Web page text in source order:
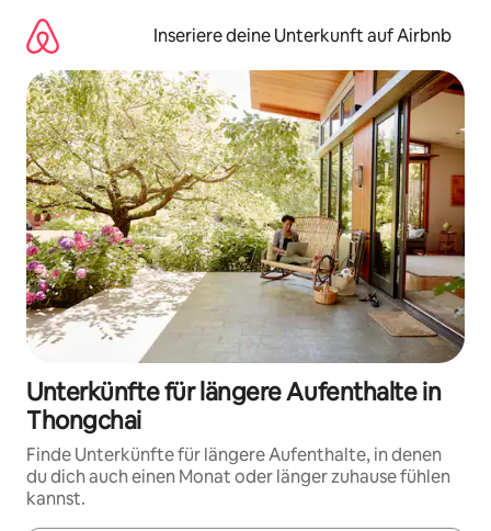
Inhalten
springen
Inseriere deine Unterkunft auf Airbnb
Unterkünfte für längere Aufenthalte in
Thongchai
Finde Unterkünfte für längere Aufenthalte, in denen
du dich auch einen Monat oder länger zuhause fühlen
kannst.